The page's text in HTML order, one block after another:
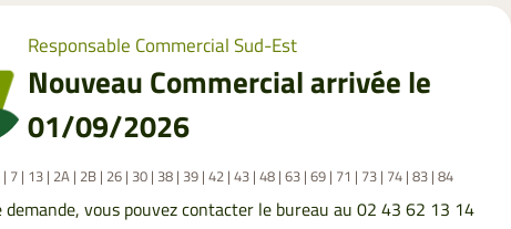
Responsable Commercial Sud-Est
Nouveau Commercial arrivée le
01/09/2026
| 7 | 13 | 2A | 2B | 26 | 30 | 38 | 39 | 42 | 43 | 48 | 63 | 69 | 71 | 73 | 74 | 83 | 84
vous pouvez contacter le bureau au 02 43 62 13 14